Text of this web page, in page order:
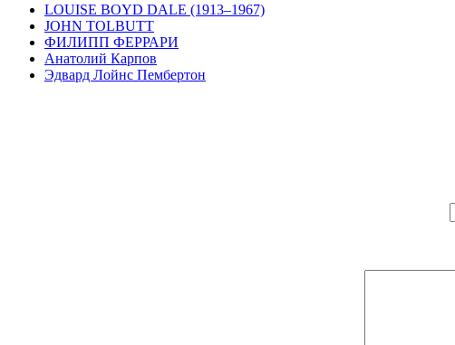
LOUISE BOYD DALE (1913–1967)
JOHN TOLBUTT
ФИЛИПП ФЕРРАРИ
Анатолий Карпов
Эдвард Лойнс Пембертон